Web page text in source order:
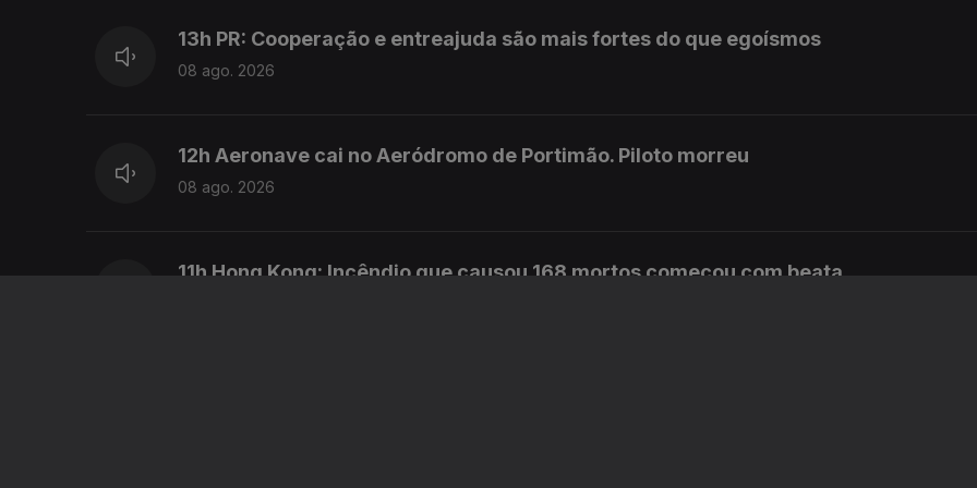
13h PR: Cooperação e entreajuda são mais fortes do que egoísmos
08 ago. 2026
12h Aeronave cai no Aeródromo de Portimão. Piloto morreu
08 ago. 2026
11h Hong Kong: Incêndio que causou 168 mortos começou com beata